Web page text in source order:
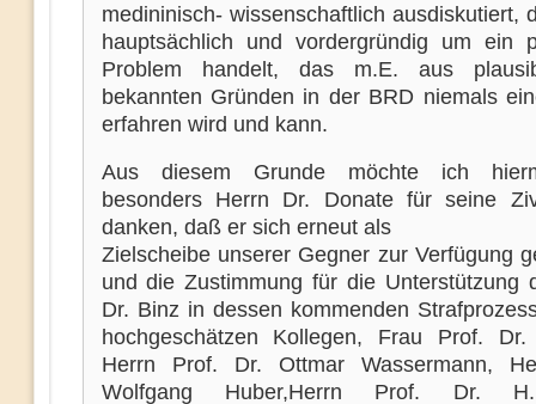
medininisch- wissenschaftlich ausdiskutiert,
hauptsächlich und vordergründig um ein
Problem handelt, das m.E. aus
bekannten Gründen in der BRD niemals
erfahren wird und kann.
Aus diesem Grunde möchte ich
besonders Herrn Dr. Donate für seine
danken, daß er sich erneut als
Zielscheibe unserer Gegner zur Verfügung
und die Zustimmung für die Unterstützung
Dr. Binz in dessen kommenden
hochgeschätzen Kollegen, Frau Prof. Dr.
Herrn Prof. Dr. Ottmar Wassermann,
Wolfgang Huber,Herrn Prof. Dr.